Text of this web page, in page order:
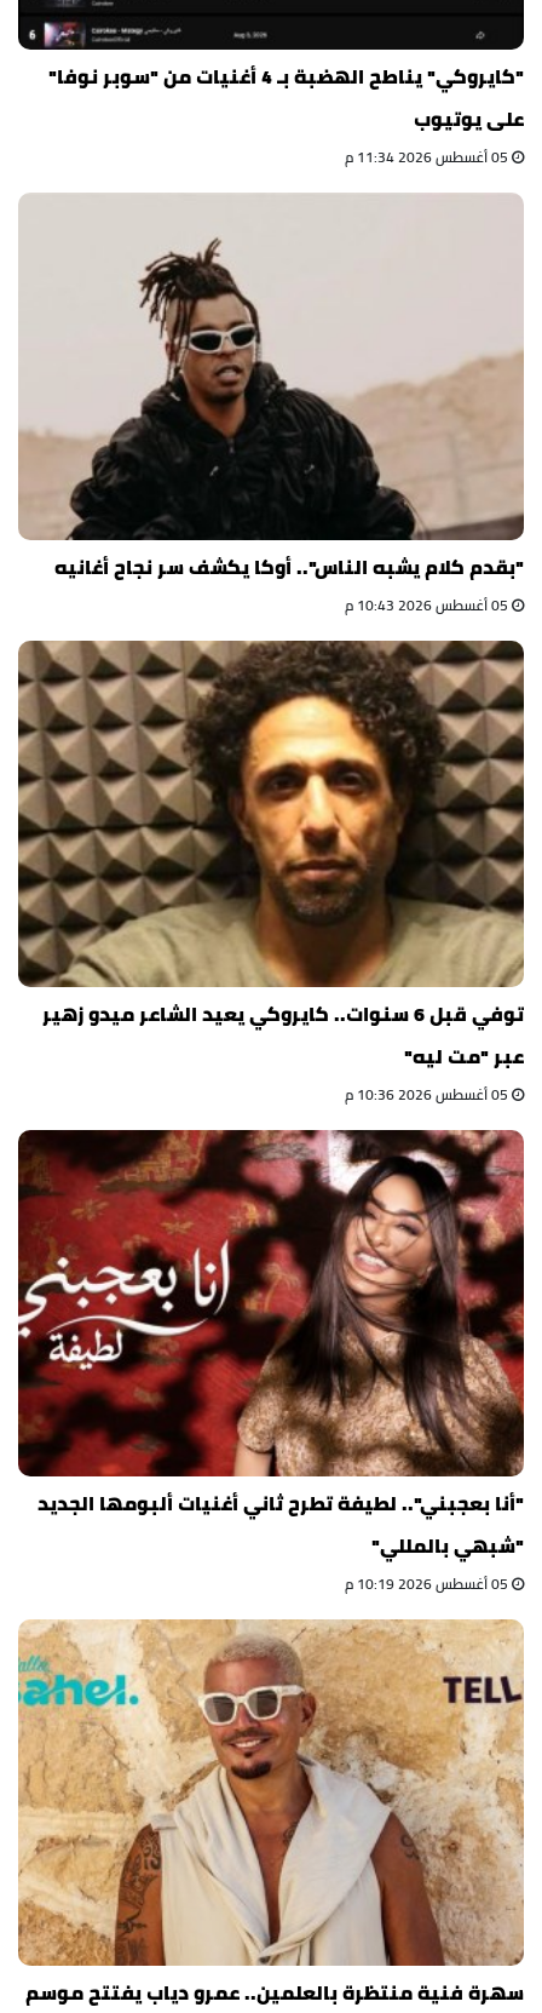
"كايروكي" يناطح الهضبة بـ 4 أغنيات من "سوبر نوفا"
على يوتيوب
"بقدم كلام يشبه الناس".. أوكا يكشف سر نجاح أغانيه
توفي قبل 6 سنوات.. كايروكي يعيد الشاعر ميدو زهير
عبر "مت ليه"
"أنا بعجبني".. لطيفة تطرح ثاني أغنيات ألبومها الجديد
"شبهي بالمللي"
سهرة فنية منتظرة بالعلمين.. عمرو دياب يفتتح موسم